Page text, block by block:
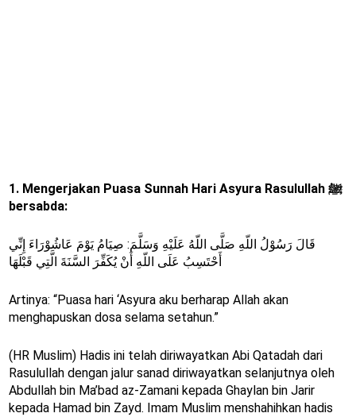
1. Mengerjakan Puasa Sunnah Hari Asyura Rasulullah ﷺ
bersabda:
قَالَ رَسُوْلُ اللّهِ صَلَّى اللّهُ عَلَيْهِ وَسَلَّمَ: صِيَامُ يَوْمَ عَاشُوْرَاءَ إِنِّي
أَحْتَسِبُ عَلَى اللّهِ أَنْ يُكَفِّرَ السَّنَةَ الَّتِي قَبْلَهَا
Artinya: “Puasa hari ‘Asyura aku berharap Allah akan
menghapuskan dosa selama setahun.”
(HR Muslim) Hadis ini telah diriwayatkan Abi Qatadah dari
Rasulullah dengan jalur sanad diriwayatkan selanjutnya oleh
Abdullah bin Ma’bad az-Zamani kepada Ghaylan bin Jarir
kepada Hamad bin Zayd. Imam Muslim menshahihkan hadis